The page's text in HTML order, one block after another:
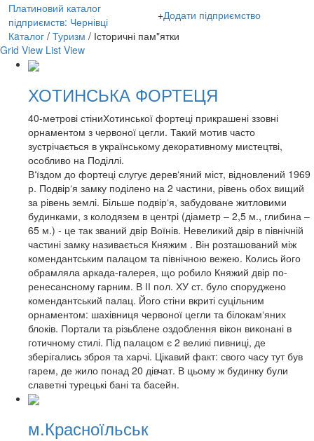
Платиновий каталог
підприємств: Чернівці
+Додати підприємство
Кaталог/ Туризм / Історичні пам"ятки
Grid View List View
ХОТИНСЬКА ФОРТЕЦЯ
40-метрові стіниХотинської фортеці прикрашені ззовні
орнаментом з червоної цегли. Такий мотив часто
зустрічається в українському декоративному мистецтві,
особливо на Поділлі.
В‘їздом до фортеці слугує дерев‘яний міст, відновлений 1969
р. Подвір‘я замку поділено на 2 частини, рівень обох вищий
за рівень землі. Більше подвір‘я, забудоване житловими
будинками, з колодязем в центрі (діаметр – 2,5 м., глибина –
65 м.) - це так званий двір Воїнів. Невеликий двір в північній
частині замку називається Княжим . Він розташований між
комендантським палацом та північною вежею. Колись його
обрамляла аркада-галерея, що робило Княжий двір по-
ренесансному гарним. В ІІ пол. ХУ ст. було споруджено
комендантський палац. Його стіни вкриті суцільним
орнаментом: шахівниця червоної цегли та білокам‘яних
блоків. Портали та різьблене оздоблення вікон виконані в
готичному стилі. Під палацом є 2 великі пивниці, де
зберігались зброя та харчі. Цікавий факт: свого часу тут був
гарем, де жило понад 20 дівчат. В цьому ж будинку були
славетні турецькі бані та басейн.
м.Красноїльськ